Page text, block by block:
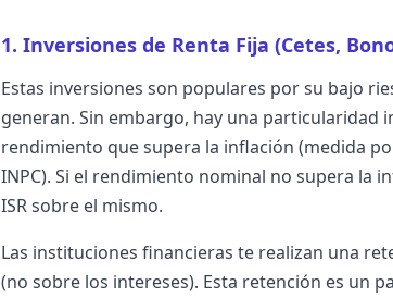
1. Inversiones de Renta Fija (Cetes,
Estas inversiones son populares por su bajo
generan. Sin embargo, hay una particularidad
rendimiento que supera la inflación (medida
INPC). Si el rendimiento nominal no supera la
ISR sobre el mismo.
Las instituciones financieras te realizan una
(no sobre los intereses). Esta retención es un